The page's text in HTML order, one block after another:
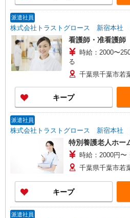
経験により異なり
年支給
派遣社員
株式会社トラストグロース 新宿本社
看護師・准看護師
時給：2000〜
る
千葉県千葉市若
キープ
派遣社員
株式会社トラストグロース 新宿本社
特別養護老人ホー
時給：2000円
千葉県千葉市若
キープ
派遣社員